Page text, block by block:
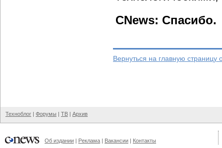
CNews: Спасибо.
Вернуться на главную страницу
Техноблог | Форумы | ТВ | Архив
Об издании | Реклама | Вакансии | Контакты